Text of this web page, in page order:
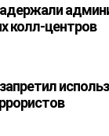
колл-центров